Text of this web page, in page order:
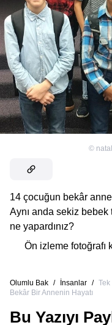
©
14 çocuğun bekâr
Aynı anda sekiz bebek
ne yapardınız?
Ön izleme fotoğrafı
Olumlu Bak / İnsanlar /
Bekâr Bir Annenin Hayatı
Bu Yazıyı